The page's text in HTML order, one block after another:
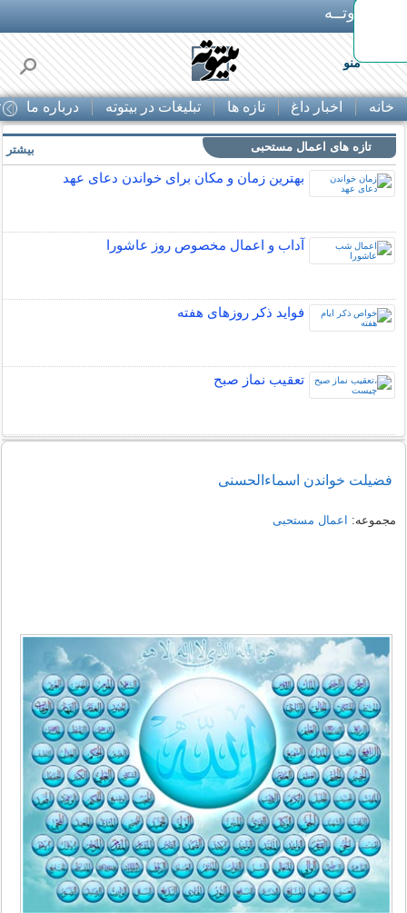
بـیتوتــه
منو
خانه اخبار داغ تازه ها تبلیغات در بیتوته درباره ما
تازه های اعمال مستحبی
بهترین زمان و مکان برای خواندن دعای عهد
آداب و اعمال مخصوص روز عاشورا
فواید ذکر روزهای هفته
تعقیب نماز صبح
بیشتر
فضیلت خواندن اسماء‌‌الحسنی
مجموعه: اعمال مستحبی